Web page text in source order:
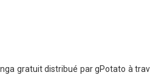
gratuit distribué par gPotato à